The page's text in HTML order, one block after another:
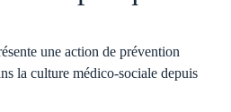
une action de prévention
la culture médico-sociale depuis